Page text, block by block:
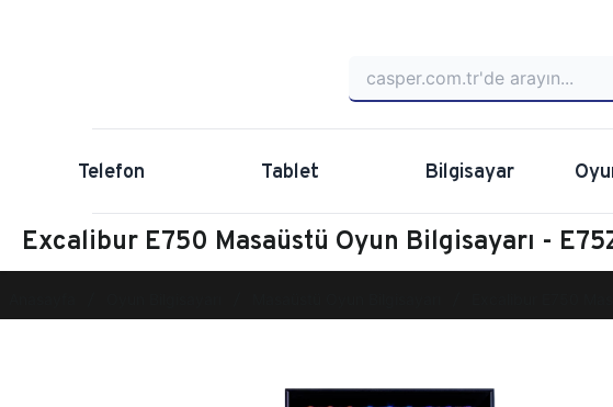
Telefon Tablet Bilgisayar
Excalibur E750 Masaüstü Oyun Bilgisayarı -